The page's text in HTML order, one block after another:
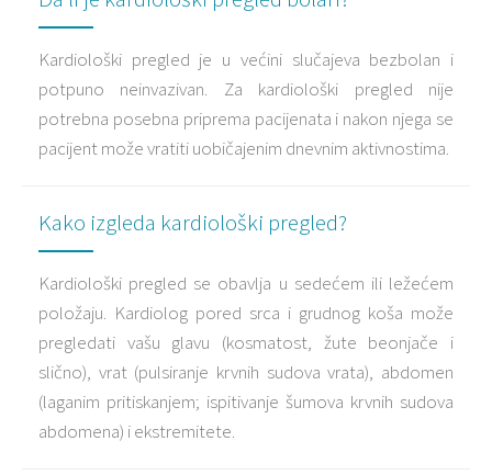
Kardiološki pregled je u većini slučajeva bezbolan i
potpuno neinvazivan. Za kardiološki pregled nije
potrebna posebna priprema pacijenata i nakon njega se
pacijent može vratiti uobičajenim dnevnim aktivnostima.
Kako izgleda kardiološki pregled?
Kardiološki pregled se obavlja u sedećem ili ležećem
položaju. Kardiolog pored srca i grudnog koša može
pregledati vašu glavu (kosmatost, žute beonjače i
slično), vrat (pulsiranje krvnih sudova vrata), abdomen
(laganim pritiskanjem; ispitivanje šumova krvnih sudova
abdomena) i ekstremitete.